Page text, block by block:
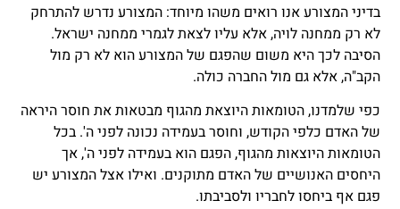
בדיני המצורע אנו רואים משהו מיוחד: המצורע נדרש להתרחק
לא רק ממחנה לויה, אלא עליו לצאת לגמרי ממחנה ישראל.
הסיבה לכך היא משום שהפגם של המצורע הוא לא רק מול
הקב"ה, אלא גם מול החברה כולה.
כפי שלמדנו, הטומאות היוצאת מהגוף מבטאות את חוסר היראה
של האדם כלפי הקודש, וחוסר בעמידה נכונה לפני ה'. בכל
הטומאות היוצאות מהגוף, הפגם הוא בעמידה לפני ה', אך
היחסים האנושיים של האדם מתוקנים. ואילו אצל המצורע יש
פגם אף ביחסו לחבריו ולסביבתו.